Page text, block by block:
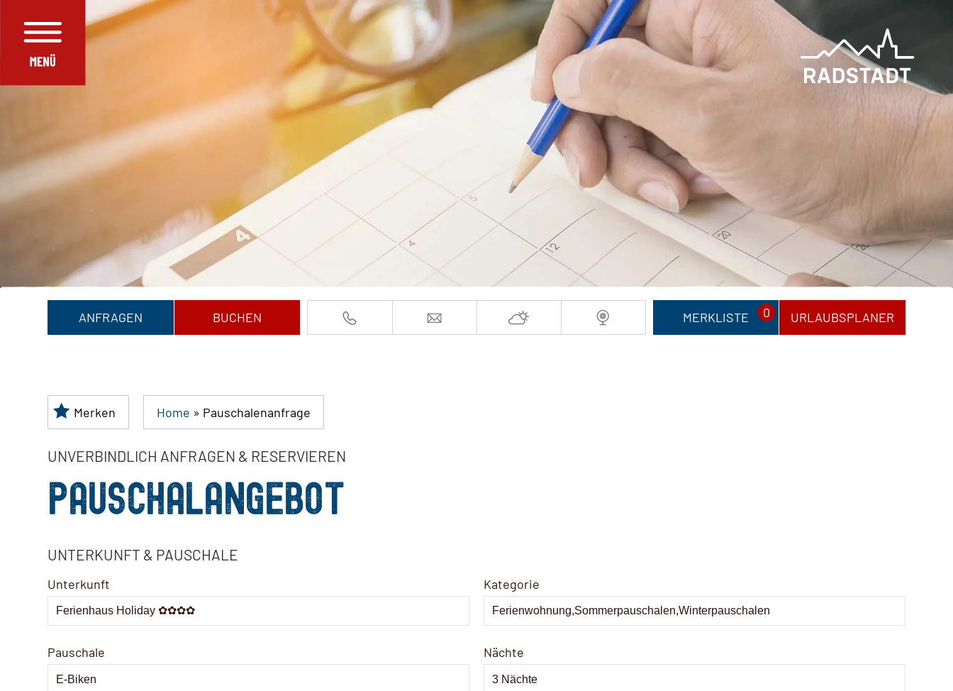
ANFRAGEN BUCHEN MERKLISTE 0 URLAUBSPLANER
Merken Home » Pauschalenanfrage
UNVERBINDLICH ANFRAGEN & RESERVIEREN
PAUSCHALANGEBOT
UNTERKUNFT & PAUSCHALE
Unterkunft Kategorie
Pauschale Nächte